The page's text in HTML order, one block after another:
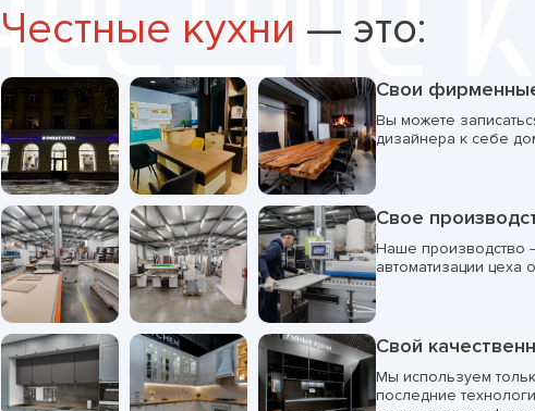
Честные кухни — это:
Свои
Вы можете
дизайнера к себе
Свое
Наше производство
автоматизации цеха
Свой
Мы используем
последние